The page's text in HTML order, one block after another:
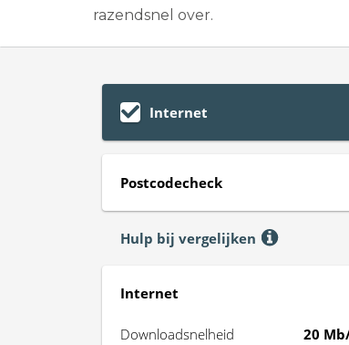
razendsnel over.
Internet
Postcodecheck
Hulp bij vergelijken
Internet
Downloadsnelheid 20